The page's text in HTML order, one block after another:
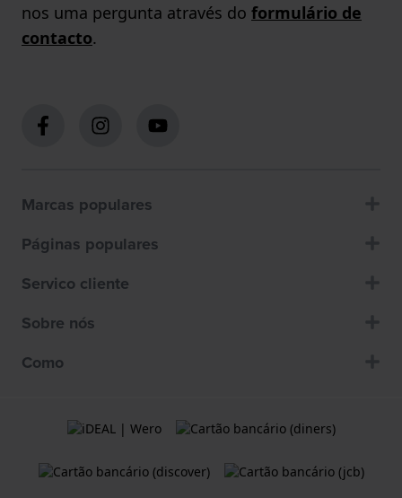
nos uma pergunta através do formulário de
contacto.
Marcas populares
Páginas populares
Servico cliente
Sobre nós
Como